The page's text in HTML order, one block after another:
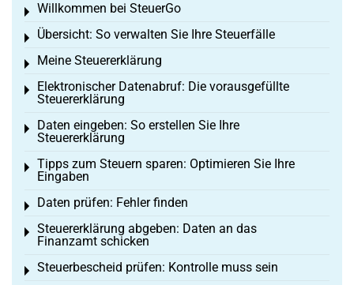
Willkommen bei SteuerGo
Toggle menu
Übersicht: So verwalten Sie Ihre Steuerfälle
Toggle menu
Meine Steuererklärung
Toggle menu
Elektronischer Datenabruf: Die vorausgefüllte
Steuererklärung
Toggle menu
Daten eingeben: So erstellen Sie Ihre
Steuererklärung
Toggle menu
Tipps zum Steuern sparen: Optimieren Sie Ihre
Eingaben
Toggle menu
Daten prüfen: Fehler finden
Toggle menu
Steuererklärung abgeben: Daten an das
Finanzamt schicken
Toggle menu
Steuerbescheid prüfen: Kontrolle muss sein
Toggle menu